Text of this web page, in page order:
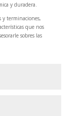
y duradera.
y terminaciones,
que nos
sobres las